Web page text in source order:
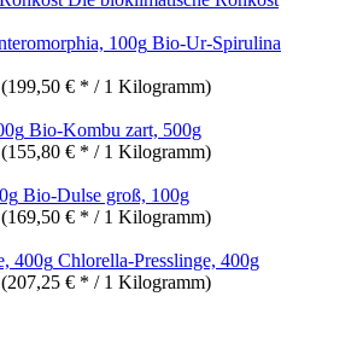
Bio-Ur-Spirulina
(199,50 € * / 1 Kilogramm)
Bio-Kombu zart, 500g
(155,80 € * / 1 Kilogramm)
Bio-Dulse groß, 100g
(169,50 € * / 1 Kilogramm)
Chlorella-Presslinge, 400g
(207,25 € * / 1 Kilogramm)